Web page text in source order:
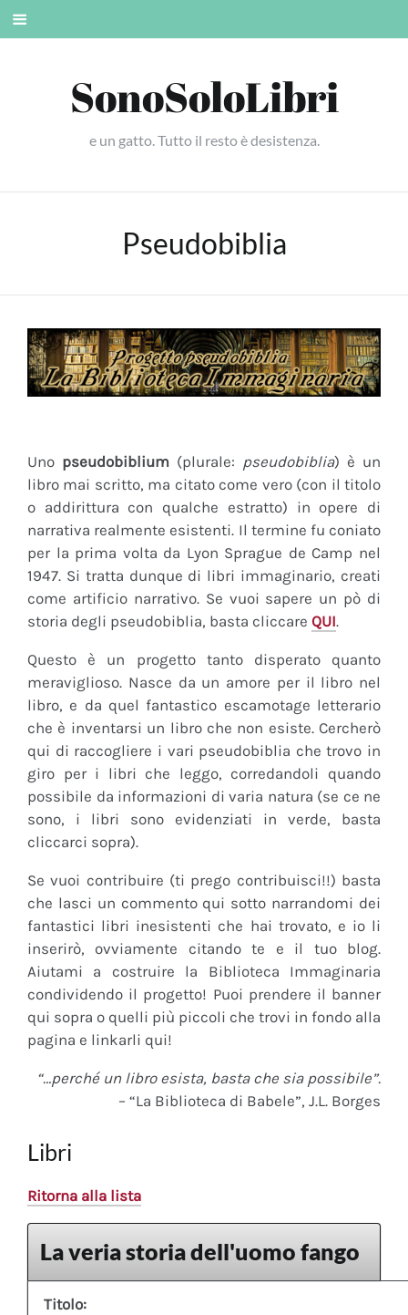
Skip
SonoSoloLibri
e un gatto. Tutto il resto è desistenza.
Pseudobiblia
Uno pseudobiblium (plurale: pseudobiblia) è un
libro mai scritto, ma citato come vero (con il titolo
o addirittura con qualche estratto) in opere di
narrativa realmente esistenti. Il termine fu coniato
per la prima volta da Lyon Sprague de Camp nel
1947. Si tratta dunque di libri immaginario, creati
come artificio narrativo. Se vuoi sapere un pò di
storia degli pseudobiblia, basta cliccare QUI.
Questo è un progetto tanto disperato quanto
meraviglioso. Nasce da un amore per il libro nel
libro, e da quel fantastico escamotage letterario
che è inventarsi un libro che non esiste. Cercherò
qui di raccogliere i vari pseudobiblia che trovo in
giro per i libri che leggo, corredandoli quando
possibile da informazioni di varia natura (se ce ne
sono, i libri sono evidenziati in verde, basta
cliccarci sopra).
Se vuoi contribuire (ti prego contribuisci!!) basta
che lasci un commento qui sotto narrandomi dei
fantastici libri inesistenti che hai trovato, e io li
inserirò, ovviamente citando te e il tuo blog.
Aiutami a costruire la Biblioteca Immaginaria
condividendo il progetto! Puoi prendere il banner
qui sopra o quelli più piccoli che trovi in fondo alla
pagina e linkarli qui!
“…perché un libro esista, basta che sia possibile”.
– “La Biblioteca di Babele”, J.L. Borges
Libri
Ritorna alla lista
La veria storia dell'uomo fango
Titolo: